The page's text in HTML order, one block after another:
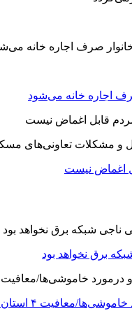
و مشکلات تعاونی‌های
اغماض نیست
برق نخواهد بود
جنوبی درگیر جنگ از قطعی برق